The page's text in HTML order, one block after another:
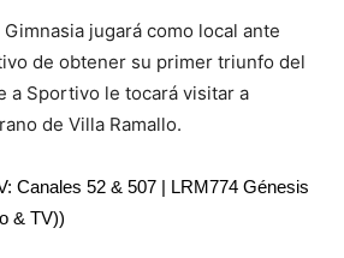
jugará como local ante
de obtener su primer triunfo del
a Sportivo le tocará visitar a
de Villa Ramallo.
Canales 52 & 507 | LRM774 Génesis
& TV))